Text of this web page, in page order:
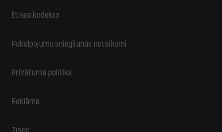
Ētikas kodekss
Pakalpojumu sniegšanas noteikumi
Privātuma politika
Reklāma
Ziedo